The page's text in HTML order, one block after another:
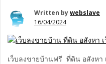
Written bywebslave
16/04/2024
เว็บลงขายบ้านฟรี ที่ดิน อสังหา